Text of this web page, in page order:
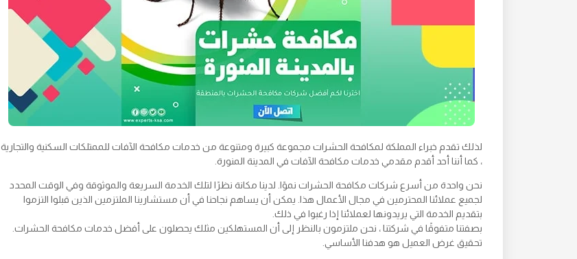
لذلك تقدم خبراء المملكة لمكافحة الحشرات مجموعة كبيرة ومتنوعة من خدمات مكافحة الآفات للممتلكات السكنية والتجارية
، كما أننا أحد أقدم مقدمي خدمات مكافحة الآفات في المدينة المنورة.
نحن واحدة من أسرع شركات مكافحة الحشرات نموًا. لدينا مكانة نظرًا لتلك الخدمة السريعة والموثوقة وفي الوقت المحدد
لجميع عملائنا المحترمين في مجال الأعمال هذا. يمكن أن يساهم نجاحنا في أن مستشارينا الملتزمين الذين قبلوا التزموا
بتقديم الخدمة التي يريدونها لعملائنا إذا رغبوا في ذلك.
بصفتنا متفوقًا في شركتنا ، نحن ملتزمون بالنظر إلى أن المستهلكين مثلك يحصلون على أفضل خدمات مكافحة الحشرات.
تحقيق غرض العميل هو هدفنا الأساسي.